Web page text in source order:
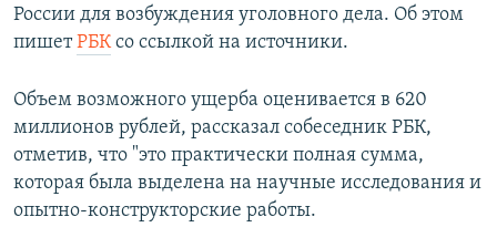
России для возбуждения уголовного дела. Об этом
пишетРБКсо ссылкой на источники.
Объем возможного ущерба оценивается в 620
миллионов рублей, рассказал собеседник РБК,
отметив, что "это практически полная сумма,
которая была выделена на научные исследования и
опытно-конструкторские работы.